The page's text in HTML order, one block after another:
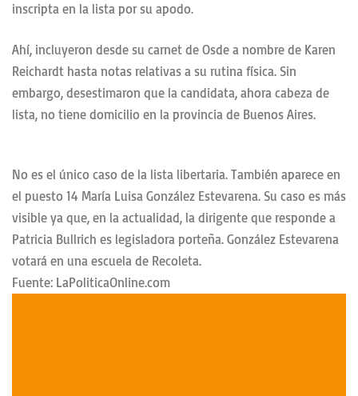
inscripta en la lista por su apodo.
Ahí, incluyeron desde su carnet de Osde a nombre de Karen
Reichardt hasta notas relativas a su rutina física. Sin
embargo, desestimaron que la candidata, ahora cabeza de
lista, no tiene domicilio en la provincia de Buenos Aires.
No es el único caso de la lista libertaria. También aparece en
el puesto 14 María Luisa González Estevarena. Su caso es más
visible ya que, en la actualidad, la dirigente que responde a
Patricia Bullrich es legisladora porteña. González Estevarena
votará en una escuela de Recoleta.
Fuente: LaPoliticaOnline.com